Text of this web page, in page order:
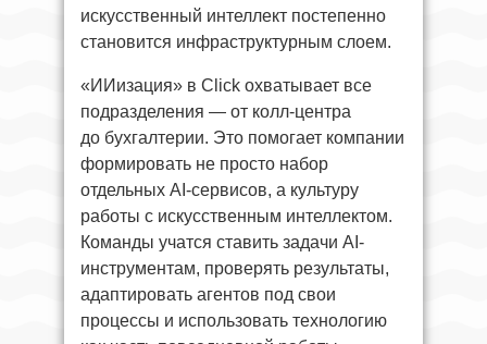
искусственный интеллект постепенно
становится инфраструктурным слоем.
«ИИизация» в Click охватывает все
подразделения — от колл-центра
до бухгалтерии. Это помогает компании
формировать не просто набор
отдельных AI-сервисов, а культуру
работы с искусственным интеллектом.
Команды учатся ставить задачи AI-
инструментам, проверять результаты,
адаптировать агентов под свои
процессы и использовать технологию